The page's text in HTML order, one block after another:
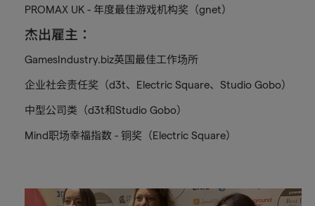
PROMAX UK - 年度最佳游戏机构奖（gnet）
杰出雇主：
GamesIndustry.biz英国最佳工作场所
企业社会责任奖（d3t、Electric Square、Studio Gobo）
中型公司类（d3t和Studio Gobo）
Mind职场幸福指数 - 铜奖（Electric Square）